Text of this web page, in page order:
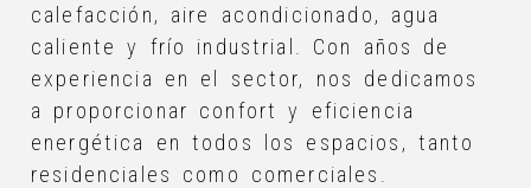
calefacción, aire acondicionado, agua
caliente y frío industrial. Con años de
experiencia en el sector, nos dedicamos
a proporcionar confort y eficiencia
energética en todos los espacios, tanto
residenciales como comerciales.